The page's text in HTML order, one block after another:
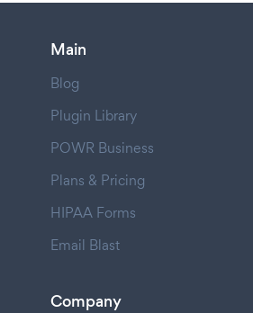
Main
Blog
Plugin Library
POWR Business
Plans & Pricing
HIPAA Forms
Email Blast
Company